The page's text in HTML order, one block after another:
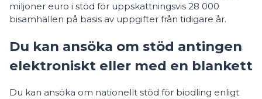
miljoner euro i stöd för uppskattningsvis 28 000
bisamhällen på basis av uppgifter från tidigare år.
Du kan ansöka om stöd antingen
elektroniskt eller med en blankett
Du kan ansöka om nationellt stöd för biodling enligt